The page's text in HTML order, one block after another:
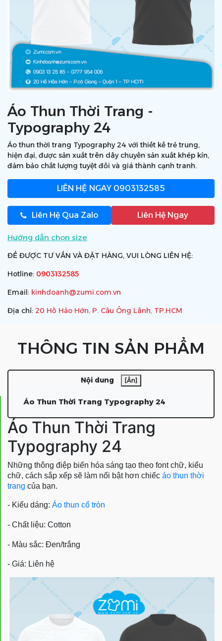
Áo Thun Thời Trang -
Typography 24
Áo thun thời trang Typography 24 với thiết kế trẻ trung,
hiện đại, được sản xuất trên dây chuyền sản xuất khép kín,
đảm bảo chất lượng tuyệt đối và giá thành cạnh tranh.
LIÊN HỆ NGAY 0903132585
Liên Hệ Qua Zalo Liên Hệ Ngay
Hướng dẫn chọn size
ĐỂ ĐƯỢC TƯ VẤN VÀ ĐẶT HÀNG, VUI LÒNG LIÊN HỆ:
Hotline: 0903132585
Email: kinhdoanh@zumi.com.vn
Địa chỉ: 20 Hồ Hảo Hớn, P. Cầu Ông Lãnh, TP.HCM
THÔNG TIN SẢN PHẨM
Nội dung [Ẩn]
Áo Thun Thời Trang Typography 24
Áo Thun Thời Trang
Typography 24
Những thông điệp biến hóa sáng tạo theo font chữ, kiểu
chữ, cách sắp xếp sẽ làm nổi bật hơn chiếc áo thun thời
trang của bạn.
- Kiểu dáng: Áo thun cổ tròn
- Chất liệu: Cotton
- Màu sắc: Đen/trắng
- Giá: Liên hệ